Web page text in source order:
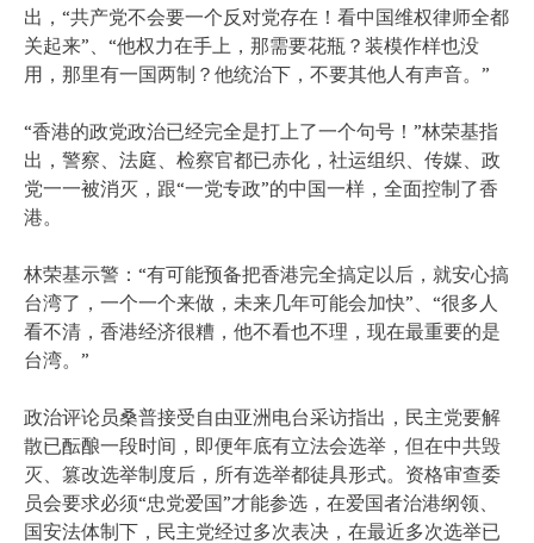
出，“共产党不会要一个反对党存在！看中国维权律师全都
关起来”、“他权力在手上，那需要花瓶？装模作样也没
用，那里有一国两制？他统治下，不要其他人有声音。”
“香港的政党政治已经完全是打上了一个句号！”林荣基指
出，警察、法庭、检察官都已赤化，社运组织、传媒、政
党一一被消灭，跟“一党专政”的中国一样，全面控制了香
港。
林荣基示警：“有可能预备把香港完全搞定以后，就安心搞
台湾了，一个一个来做，未来几年可能会加快”、“很多人
看不清，香港经济很糟，他不看也不理，现在最重要的是
台湾。”
政治评论员桑普接受自由亚洲电台采访指出，民主党要解
散已酝酿一段时间，即便年底有立法会选举，但在中共毁
灭、篡改选举制度后，所有选举都徒具形式。资格审查委
员会要求必须“忠党爱国”才能参选，在爱国者治港纲领、
国安法体制下，民主党经过多次表决，在最近多次选举已